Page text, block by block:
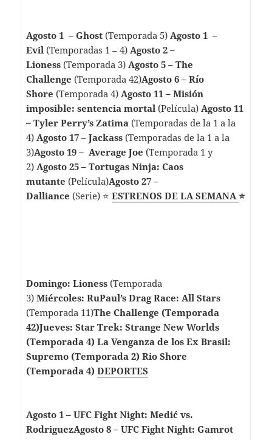
Agosto 1 – Ghost (Temporada 5) Agosto 1 –
Evil (Temporadas 1 – 4) Agosto 2 –
Lioness (Temporada 3) Agosto 5 – The
Challenge (Temporada 42)Agosto 6 – Río
Shore (Temporada 4) Agosto 11 – Misión
imposible: sentencia mortal (Película) Agosto 11
– Tyler Perry’s Zatima(Temporadas de la 1 a la
4) Agosto 17 – Jackass(Temporadas de la 1 a la
3)Agosto 19 – Average Joe (Temporada 1 y
2) Agosto 25 – Tortugas Ninja: Caos
mutante (Película)Agosto 27 –
Dalliance (Serie) ⭐️ ESTRENOS DE LA SEMANA⭐️
Domingo: Lioness(Temporada
3) Miércoles: RuPaul’s Drag Race: All Stars
(Temporada 11)The Challenge (Temporada
42)Jueves: Star Trek: Strange New Worlds
(Temporada 4) La Venganza de los Ex Brasil:
Supremo (Temporada 2) Rio Shore
(Temporada 4) DEPORTES
Agosto 1 – UFC Fight Night: Medić vs.
RodriguezAgosto 8 – UFC Fight Night: Gamrot